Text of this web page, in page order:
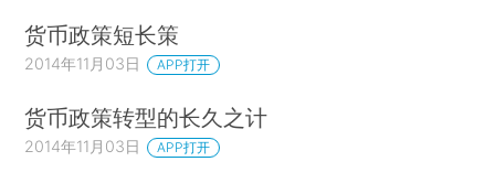
货币政策短长策
2014年11月03日 APP打开
货币政策转型的长久之计
2014年11月03日 APP打开